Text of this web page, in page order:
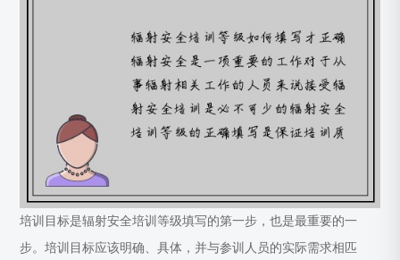
培训目标是辐射安全培训等级填写的第一步，也是最重要的一
步。培训目标应该明确、具体，并与参训人员的实际需求相匹